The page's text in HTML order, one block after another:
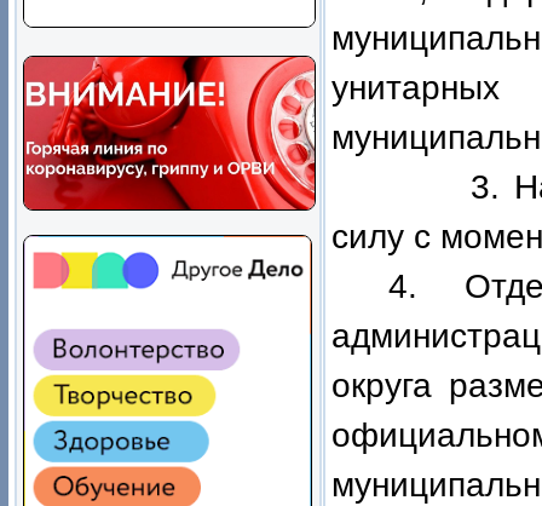
3.
силу с
4.
округа